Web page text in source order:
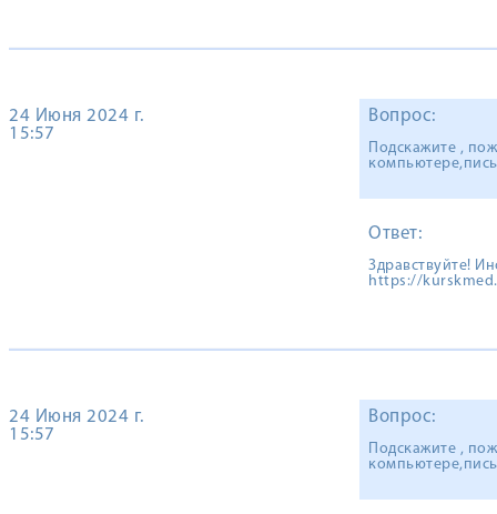
24 Июня 2024 г.
15:57
Вопрос:
Подскажите ,
Ответ:
Здравствуйте!
https://
24 Июня 2024 г.
15:57
Вопрос:
Подскажите ,